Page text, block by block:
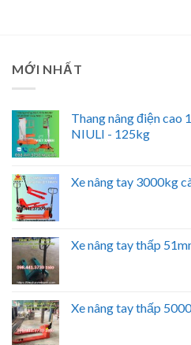
MỚI NHẤT
Thang nâng điện cao
NIULI - 125kg
Xe nâng tay 3000kg
Xe nâng tay thấp
Xe nâng tay thấp